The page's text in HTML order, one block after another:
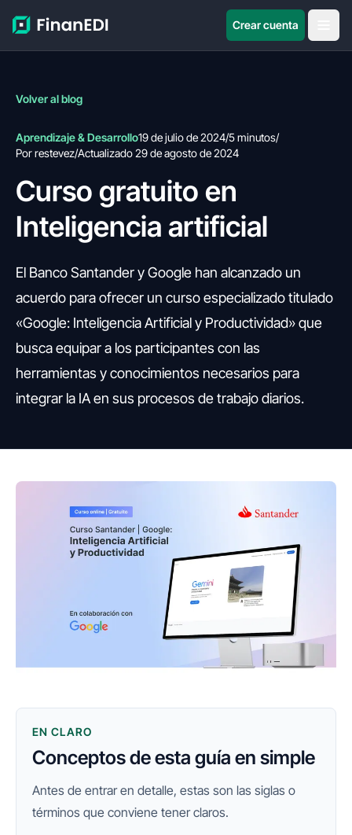
Crear cuenta
Volver al blog
Aprendizaje & Desarrollo19 de julio de 2024/5 minutos/
Por restevez/Actualizado 29 de agosto de 2024
Curso gratuito en
Inteligencia artificial
El Banco Santander y Google han alcanzado un
acuerdo para ofrecer un curso especializado titulado
«Google: Inteligencia Artificial y Productividad» que
busca equipar a los participantes con las
herramientas y conocimientos necesarios para
integrar la IA en sus procesos de trabajo diarios.
EN CLARO
Conceptos de esta guía en simple
Antes de entrar en detalle, estas son las siglas o
términos que conviene tener claros.